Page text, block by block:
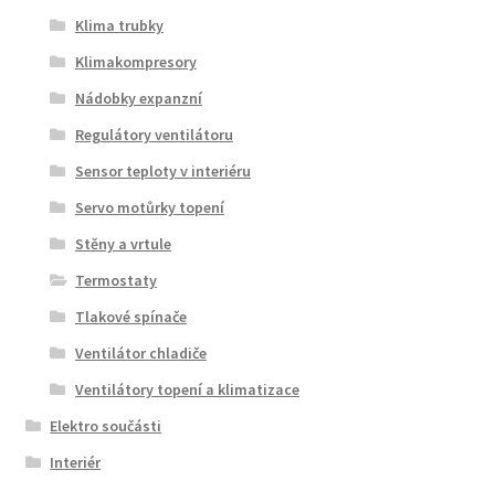
Klima trubky
Klimakompresory
Nádobky expanzní
Regulátory ventilátoru
Sensor teploty v interiéru
Servo motůrky topení
Stěny a vrtule
Termostaty
Tlakové spínače
Ventilátor chladiče
Ventilátory topení a klimatizace
Elektro součásti
Interiér